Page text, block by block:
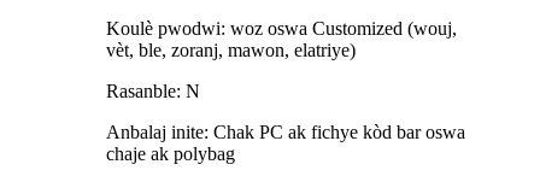
Koulè pwodwi: woz oswa Customized (wouj,
vèt, ble, zoranj, mawon, elatriye)
Rasanble: N
Anbalaj inite: Chak PC ak fichye kòd bar oswa
chaje ak polybag